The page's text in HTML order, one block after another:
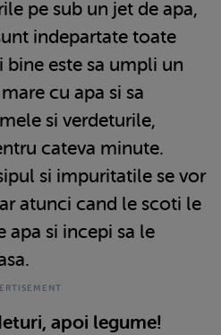
pe sub un jet de apa,
indepartate toate
este sa umpli un
cu apa si sa
si verdeturile,
cateva minute.
si impuritatile se vor
atunci cand le scoti le
apa si incepi sa le
apoi legume!